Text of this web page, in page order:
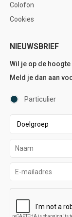
Colofon
Cookies
NIEUWSBRIEF
Wil je op de
Meld je dan aan
Particulier